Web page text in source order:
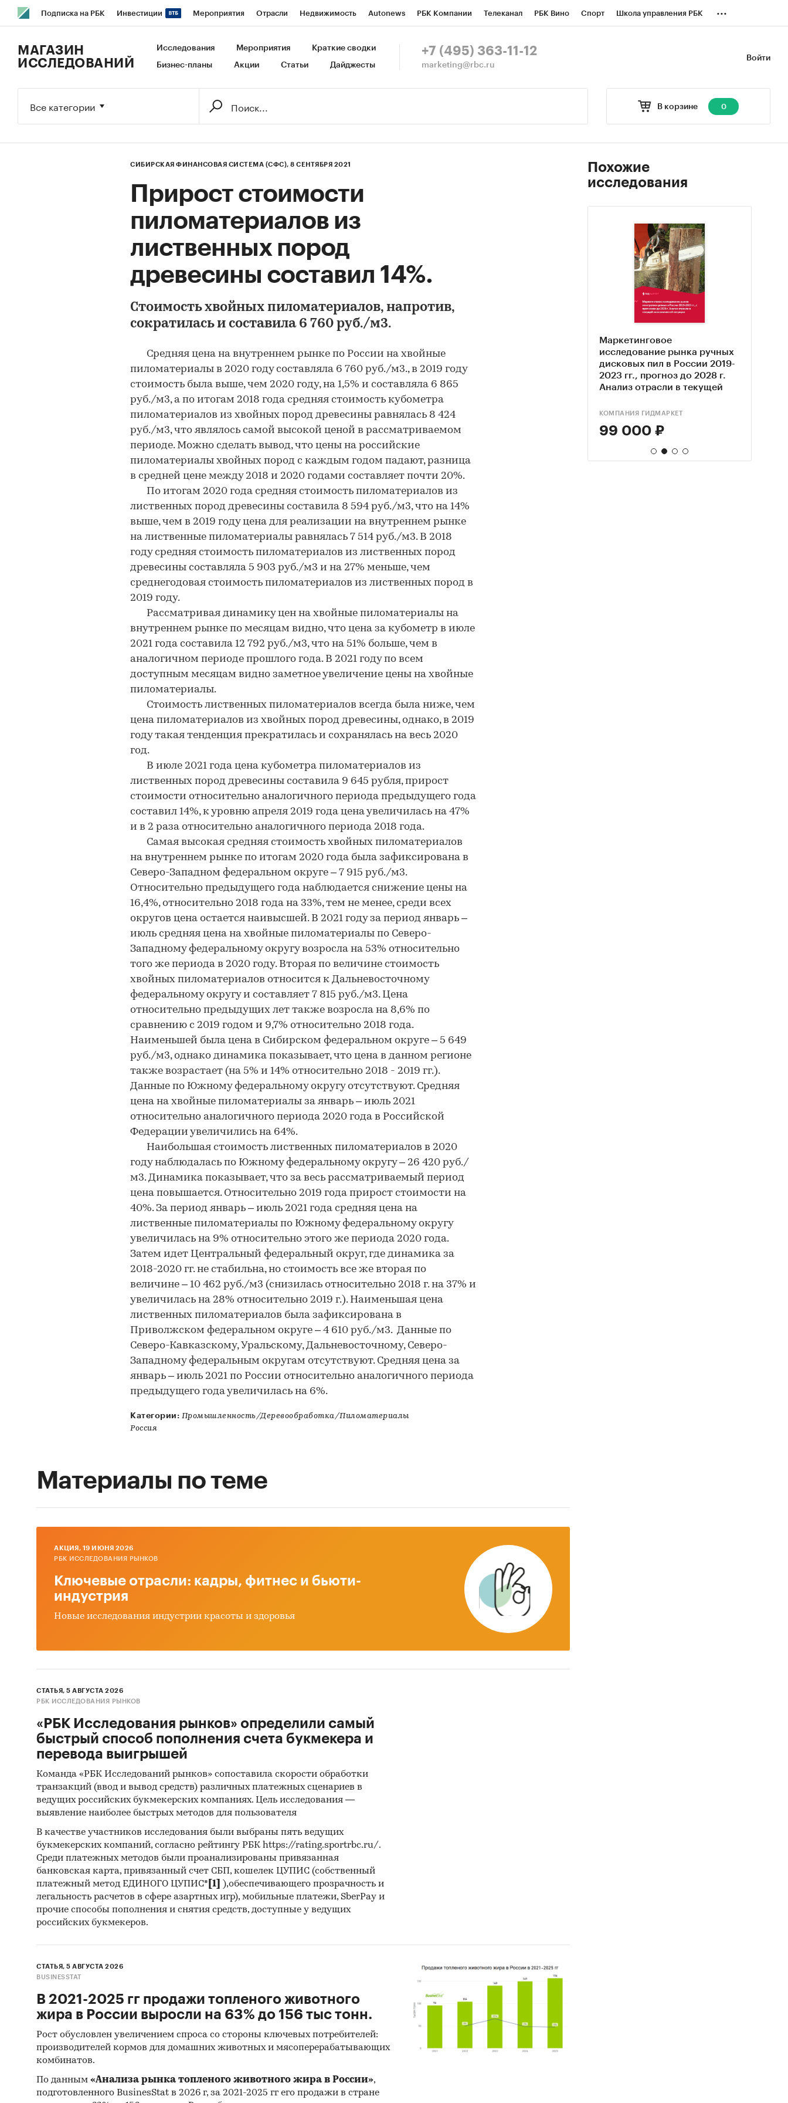
Подписка на РБК Инвестиции Мероприятия Отрасли Недвижимость Autonews РБК Компании Телеканал РБК Вино Спорт Школа управления РБК
Исследования Кредитные рейтинги Франшизы Газета Спецпроекты СПб Конференции СПб Спецпроекты
...
Войти
МАГАЗИН
ИССЛЕДОВАНИЙ
Исследования Мероприятия Краткие сводки
Бизнес-планы Акции Статьи Дайджесты
+7 (495) 363-11-12
marketing@rbc.ru
В корзине 0
Все категории
СИБИРСКАЯ ФИНАНСОВАЯ СИСТЕМА (СФС), 8 СЕНТЯБРЯ 2021
Прирост стоимости
пиломатериалов из
лиственных пород
древесины составил 14%.
Стоимость хвойных пиломатериалов, напротив,
сократилась и составила 6 760 руб./м3.
Средняя цена на внутреннем рынке по России на хвойные
пиломатериалы в 2020 году составляла 6 760 руб./м3., в 2019 году
стоимость была выше, чем 2020 году, на 1,5% и составляла 6 865
руб./м3, а по итогам 2018 года средняя стоимость кубометра
пиломатериалов из хвойных пород древесины равнялась 8 424
руб./м3, что являлось самой высокой ценой в рассматриваемом
периоде. Можно сделать вывод, что цены на российские
пиломатериалы хвойных пород с каждым годом падают, разница
в средней цене между 2018 и 2020 годами составляет почти 20%.
По итогам 2020 года средняя стоимость пиломатериалов из
лиственных пород древесины составила 8 594 руб./м3, что на 14%
выше, чем в 2019 году цена для реализации на внутреннем рынке
на лиственные пиломатериалы равнялась 7 514 руб./м3. В 2018
году средняя стоимость пиломатериалов из лиственных пород
древесины составляла 5 903 руб./м3 и на 27% меньше, чем
среднегодовая стоимость пиломатериалов из лиственных пород в
2019 году.
Рассматривая динамику цен на хвойные пиломатериалы на
внутреннем рынке по месяцам видно, что цена за кубометр в июле
2021 года составила 12 792 руб./м3, что на 51% больше, чем в
аналогичном периоде прошлого года. В 2021 году по всем
доступным месяцам видно заметное увеличение цены на хвойные
пиломатериалы.
Стоимость лиственных пиломатериалов всегда была ниже, чем
цена пиломатериалов из хвойных пород древесины, однако, в 2019
году такая тенденция прекратилась и сохранялась на весь 2020
год.
В июле 2021 года цена кубометра пиломатериалов из
лиственных пород древесины составила 9 645 рубля, прирост
стоимости относительно аналогичного периода предыдущего года
составил 14%, к уровню апреля 2019 года цена увеличилась на 47%
и в 2 раза относительно аналогичного периода 2018 года.
Самая высокая средняя стоимость хвойных пиломатериалов
на внутреннем рынке по итогам 2020 года была зафиксирована в
Северо-Западном федеральном округе – 7 915 руб./м3.
Относительно предыдущего года наблюдается снижение цены на
16,4%, относительно 2018 года на 33%, тем не менее, среди всех
округов цена остается наивысшей. В 2021 году за период январь –
июль средняя цена на хвойные пиломатериалы по Северо-
Западному федеральному округу возросла на 53% относительно
того же периода в 2020 году. Вторая по величине стоимость
хвойных пиломатериалов относится к Дальневосточному
федеральному округу и составляет 7 815 руб./м3. Цена
относительно предыдущих лет также возросла на 8,6% по
сравнению с 2019 годом и 9,7% относительно 2018 года.
Наименьшей была цена в Сибирском федеральном округе – 5 649
руб./м3, однако динамика показывает, что цена в данном регионе
также возрастает (на 5% и 14% относительно 2018 - 2019 гг.).
Данные по Южному федеральному округу отсутствуют. Средняя
цена на хвойные пиломатериалы за январь – июль 2021
относительно аналогичного периода 2020 года в Российской
Федерации увеличились на 64%.
Наибольшая стоимость лиственных пиломатериалов в 2020
году наблюдалась по Южному федеральному округу – 26 420 руб./
м3. Динамика показывает, что за весь рассматриваемый период
цена повышается. Относительно 2019 года прирост стоимости на
40%. За период январь – июль 2021 года средняя цена на
лиственные пиломатериалы по Южному федеральному округу
увеличилась на 9% относительно этого же периода 2020 года.
Затем идет Центральный федеральный округ, где динамика за
2018-2020 гг. не стабильна, но стоимость все же вторая по
величине – 10 462 руб./м3 (снизилась относительно 2018 г. на 37% и
увеличилась на 28% относительно 2019 г.). Наименьшая цена
лиственных пиломатериалов была зафиксирована в
Приволжском федеральном округе – 4 610 руб./м3. Данные по
Северо-Кавказскому, Уральскому, Дальневосточному, Северо-
Западному федеральным округам отсутствуют. Средняя цена за
январь – июль 2021 по России относительно аналогичного периода
предыдущего года увеличилась на 6%.
Категории: Промышленность/Деревообработка/Пиломатериалы
Россия
Похожие
исследования
исследование рынка
электропил цепных в России
2019-2023 гг., прогноз до
2028 г. Анализ отрасли в
текущей экономической
ситуации (с обновлением)
КОМПАНИЯ ГИДМАРКЕТ
99 000 ₽
Маркетинговое
исследование рынка ручных
дисковых пил в России 2019-
2023 гг., прогноз до 2028 г.
Анализ отрасли в текущей
обновлением)
КОМПАНИЯ ГИДМАРКЕТ
99 000 ₽
Материалы по теме
AКЦИЯ, 19 ИЮНЯ 2026
РБК ИССЛЕДОВАНИЯ РЫНКОВ
Ключевые отрасли: кадры, фитнес и бьюти-
индустрия
Новые исследования индустрии красоты и здоровья
СТАТЬЯ, 5 АВГУСТА 2026
РБК ИССЛЕДОВАНИЯ РЫНКОВ
«РБК Исследования рынков» определили самый
быстрый способ пополнения счета букмекера и
перевода выигрышей
Команда «РБК Исследований рынков» сопоставила скорости обработки
транзакций (ввод и вывод средств) различных платежных сценариев в
ведущих российских букмекерских компаниях. Цель исследования —
выявление наиболее быстрых методов для пользователя
В качестве участников исследования были выбраны пять ведущих
букмекерских компаний, согласно рейтингу РБК https://rating.sportrbc.ru/.
Среди платежных методов были проанализированы привязанная
банковская карта, привязанный счет СБП, кошелек ЦУПИС (собственный
платежный метод ЕДИНОГО ЦУПИС* [1]
),обеспечивающего прозрачность и
легальность расчетов в сфере азартных игр), мобильные платежи, SberPay и
прочие способы пополнения и снятия средств, доступные у ведущих
российских букмекеров.
СТАТЬЯ, 5 АВГУСТА 2026
BUSINESSTAT
В 2021-2025 гг продажи топленого животного
жира в России выросли на 63% до 156 тыс тонн.
Рост обусловлен увеличением спроса со стороны ключевых потребителей:
производителей кормов для домашних животных и мясоперерабатывающих
комбинатов.
По данным «Анализа рынка топленого животного жира в России»,
подготовленного BusinesStat в 2026 г, за 2021-2025 гг его продажи в стране